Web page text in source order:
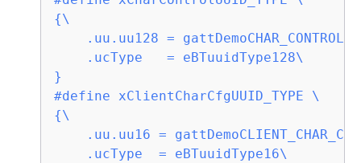
{\
.uu.uu128 =
    .ucType   = eBTuuidType128\
}
#define
{\
.uu.uu16 =
    .ucType  = eBTuuidType16\